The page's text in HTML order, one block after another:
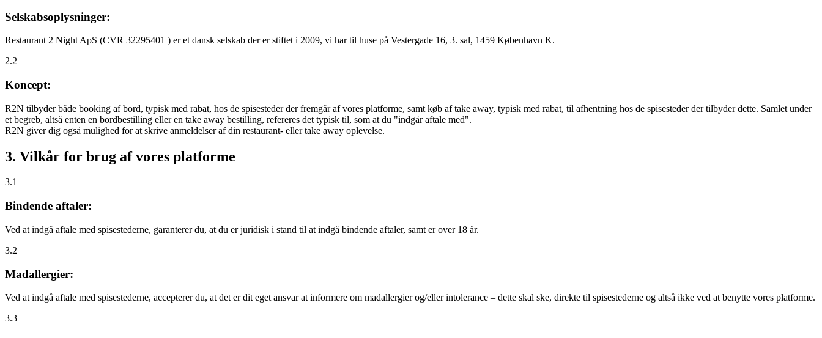
Selskabsoplysninger:
Restaurant 2 Night ApS (CVR 32295401 ) er et dansk selskab der er stiftet i 2009, vi har til huse på Vestergade 16, 3. sal, 1459 København K.
2.2
Koncept:
R2N tilbyder både booking af bord, typisk med rabat, hos de spisesteder der fremgår af vores platforme, samt køb af take away, typisk med rabat, til afhentning hos de spisesteder der tilbyder dette. Samlet under
et begreb, altså enten en bordbestilling eller en take away bestilling, refereres det typisk til, som at du "indgår aftale med".
R2N giver dig også mulighed for at skrive anmeldelser af din restaurant- eller take away oplevelse.
3. Vilkår for brug af vores platforme
3.1
Bindende aftaler:
Ved at indgå aftale med spisestederne, garanterer du, at du er juridisk i stand til at indgå bindende aftaler, samt er over 18 år.
3.2
Madallergier:
Ved at indgå aftale med spisestederne, accepterer du, at det er dit eget ansvar at informere om madallergier og/eller intolerance – dette skal ske, direkte til spisestederne og altså ikke ved at benytte vores platforme.
3.3